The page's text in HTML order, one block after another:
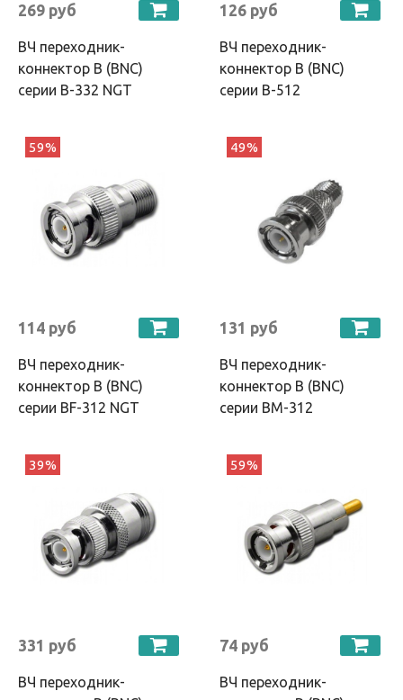
269 руб
ВЧ переходник-
коннектор B (BNC)
серии B-332 NGT
126 руб
ВЧ переходник-
коннектор B (BNC)
серии B-512
59%
114 руб
ВЧ переходник-
коннектор B (BNC)
серии BF-312 NGT
49%
131 руб
ВЧ переходник-
коннектор B (BNC)
серии BM-312
39%
331 руб
ВЧ переходник-
59%
74 руб
ВЧ переходник-